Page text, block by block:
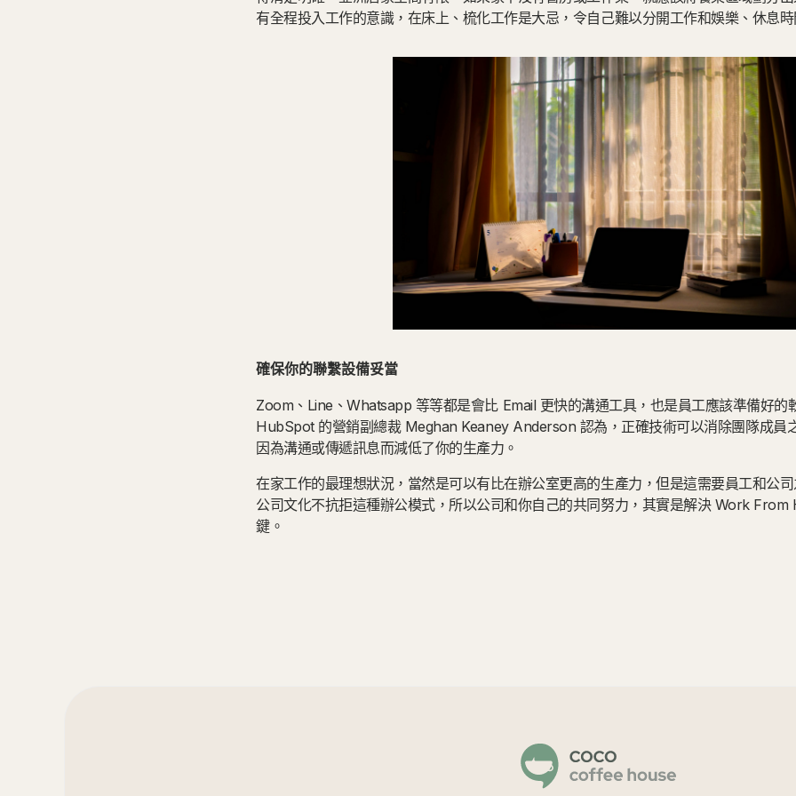
有全程投入工作的意識，在床上、梳化工作是大忌，令自己難以分開工作和娛樂、休息
確保你的聯繫設備妥當
Zoom、Line、Whatsapp 等等都是會比 Email 更快的溝通工具，也是員工應該準備好的
HubSpot 的營銷副總裁 Meghan Keaney Anderson 認為，正確技術可以消除團隊成員
因為溝通或傳遞訊息而減低了你的生產力。
在家工作的最理想狀況，當然是可以有比在辦公室更高的生產力，但是這需要員工和公
公司文化不抗拒這種辦公模式，所以公司和你自己的共同努力，其實是解決 Work From
鍵。